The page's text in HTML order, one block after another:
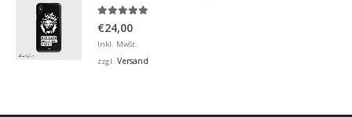
5.00von 5
€24,00
Inkl. MwSt.
zzgl. Versand